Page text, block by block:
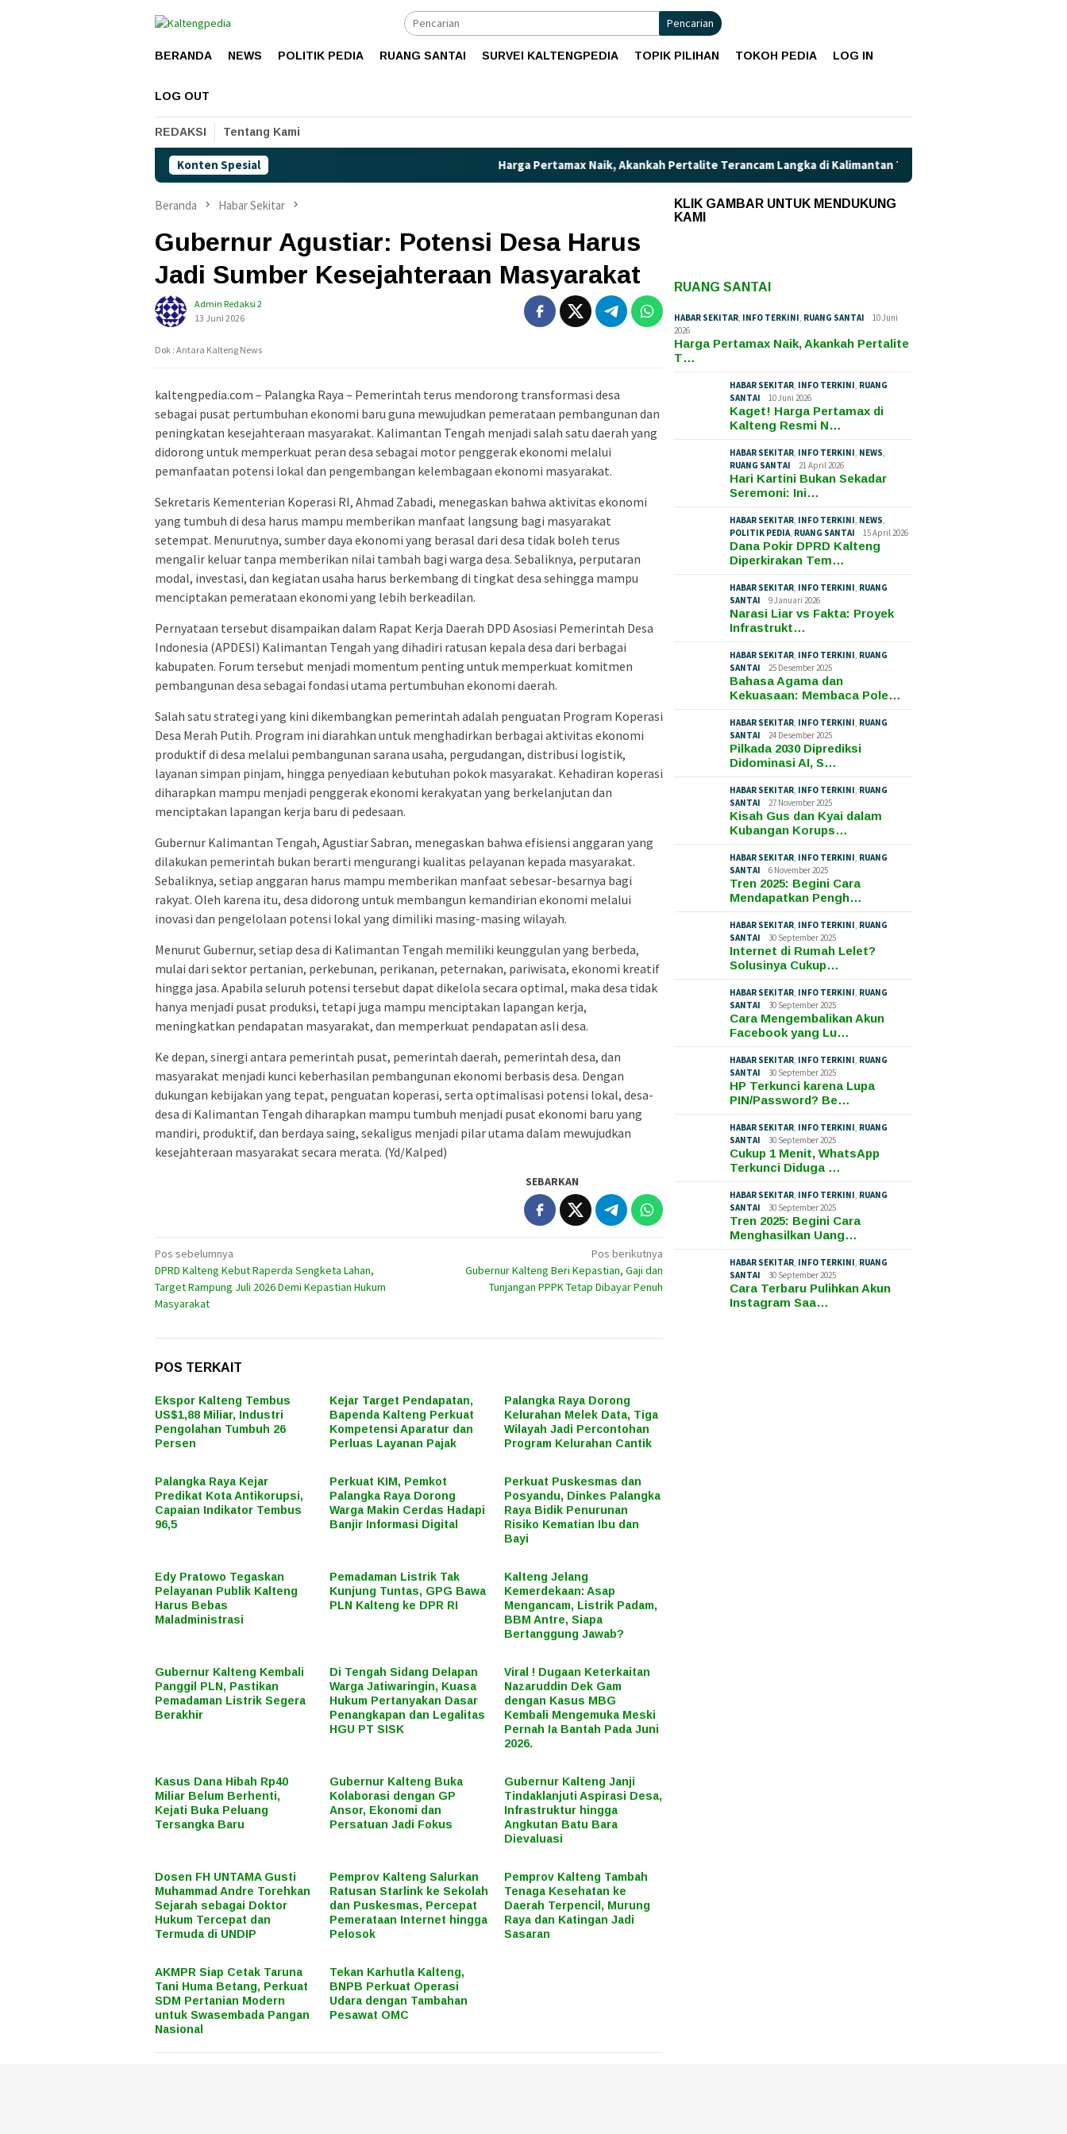
Pencarian
BERANDA NEWS POLITIK PEDIA RUANG SANTAI SURVEI KALTENGPEDIA TOPIK PILIHAN TOKOH PEDIA LOG IN
LOG OUT
REDAKSI Tentang Kami
Konten Spesial Harga Pertamax Naik, Akankah Pertalite Terancam Langka di Kalimantan Tengah?
Beranda Habar Sekitar
Gubernur Agustiar: Potensi Desa Harus
Jadi Sumber Kesejahteraan Masyarakat
Admin Redaksi 2
13 Juni 2026
Dok : Antara Kalteng News
kaltengpedia.com – Palangka Raya – Pemerintah terus mendorong transformasi desa
sebagai pusat pertumbuhan ekonomi baru guna mewujudkan pemerataan pembangunan dan
peningkatan kesejahteraan masyarakat. Kalimantan Tengah menjadi salah satu daerah yang
didorong untuk memperkuat peran desa sebagai motor penggerak ekonomi melalui
pemanfaatan potensi lokal dan pengembangan kelembagaan ekonomi masyarakat.
Sekretaris Kementerian Koperasi RI, Ahmad Zabadi, menegaskan bahwa aktivitas ekonomi
yang tumbuh di desa harus mampu memberikan manfaat langsung bagi masyarakat
setempat. Menurutnya, sumber daya ekonomi yang berasal dari desa tidak boleh terus
mengalir keluar tanpa memberikan nilai tambah bagi warga desa. Sebaliknya, perputaran
modal, investasi, dan kegiatan usaha harus berkembang di tingkat desa sehingga mampu
menciptakan pemerataan ekonomi yang lebih berkeadilan.
Pernyataan tersebut disampaikan dalam Rapat Kerja Daerah DPD Asosiasi Pemerintah Desa
Indonesia (APDESI) Kalimantan Tengah yang dihadiri ratusan kepala desa dari berbagai
kabupaten. Forum tersebut menjadi momentum penting untuk memperkuat komitmen
pembangunan desa sebagai fondasi utama pertumbuhan ekonomi daerah.
Salah satu strategi yang kini dikembangkan pemerintah adalah penguatan Program Koperasi
Desa Merah Putih. Program ini diarahkan untuk menghadirkan berbagai aktivitas ekonomi
produktif di desa melalui pembangunan sarana usaha, pergudangan, distribusi logistik,
layanan simpan pinjam, hingga penyediaan kebutuhan pokok masyarakat. Kehadiran koperasi
diharapkan mampu menjadi penggerak ekonomi kerakyatan yang berkelanjutan dan
menciptakan lapangan kerja baru di pedesaan.
Gubernur Kalimantan Tengah, Agustiar Sabran, menegaskan bahwa efisiensi anggaran yang
dilakukan pemerintah bukan berarti mengurangi kualitas pelayanan kepada masyarakat.
Sebaliknya, setiap anggaran harus mampu memberikan manfaat sebesar-besarnya bagi
rakyat. Oleh karena itu, desa didorong untuk membangun kemandirian ekonomi melalui
inovasi dan pengelolaan potensi lokal yang dimiliki masing-masing wilayah.
Menurut Gubernur, setiap desa di Kalimantan Tengah memiliki keunggulan yang berbeda,
mulai dari sektor pertanian, perkebunan, perikanan, peternakan, pariwisata, ekonomi kreatif
hingga jasa. Apabila seluruh potensi tersebut dapat dikelola secara optimal, maka desa tidak
hanya menjadi pusat produksi, tetapi juga mampu menciptakan lapangan kerja,
meningkatkan pendapatan masyarakat, dan memperkuat pendapatan asli desa.
Ke depan, sinergi antara pemerintah pusat, pemerintah daerah, pemerintah desa, dan
masyarakat menjadi kunci keberhasilan pembangunan ekonomi berbasis desa. Dengan
dukungan kebijakan yang tepat, penguatan koperasi, serta optimalisasi potensi lokal, desa-
desa di Kalimantan Tengah diharapkan mampu tumbuh menjadi pusat ekonomi baru yang
mandiri, produktif, dan berdaya saing, sekaligus menjadi pilar utama dalam mewujudkan
kesejahteraan masyarakat secara merata. (Yd/Kalped)
SEBARKAN
Navigasi
pos
Pos sebelumnya
DPRD Kalteng Kebut Raperda Sengketa Lahan,
Target Rampung Juli 2026 Demi Kepastian Hukum
Masyarakat
Pos berikutnya
Gubernur Kalteng Beri Kepastian, Gaji dan
Tunjangan PPPK Tetap Dibayar Penuh
POS TERKAIT
Ekspor Kalteng Tembus
US$1,88 Miliar, Industri
Pengolahan Tumbuh 26
Persen
Kejar Target Pendapatan,
Bapenda Kalteng Perkuat
Kompetensi Aparatur dan
Perluas Layanan Pajak
Palangka Raya Dorong
Kelurahan Melek Data, Tiga
Wilayah Jadi Percontohan
Program Kelurahan Cantik
Palangka Raya Kejar
Predikat Kota Antikorupsi,
Capaian Indikator Tembus
96,5
Perkuat KIM, Pemkot
Palangka Raya Dorong
Warga Makin Cerdas Hadapi
Banjir Informasi Digital
Perkuat Puskesmas dan
Posyandu, Dinkes Palangka
Raya Bidik Penurunan
Risiko Kematian Ibu dan
Bayi
Edy Pratowo Tegaskan
Pelayanan Publik Kalteng
Harus Bebas
Maladministrasi
Pemadaman Listrik Tak
Kunjung Tuntas, GPG Bawa
PLN Kalteng ke DPR RI
Kalteng Jelang
Kemerdekaan: Asap
Mengancam, Listrik Padam,
BBM Antre, Siapa
Bertanggung Jawab?
Gubernur Kalteng Kembali
Panggil PLN, Pastikan
Pemadaman Listrik Segera
Berakhir
Di Tengah Sidang Delapan
Warga Jatiwaringin, Kuasa
Hukum Pertanyakan Dasar
Penangkapan dan Legalitas
HGU PT SISK
Viral ! Dugaan Keterkaitan
Nazaruddin Dek Gam
dengan Kasus MBG
Kembali Mengemuka Meski
Pernah Ia Bantah Pada Juni
2026.
Kasus Dana Hibah Rp40
Miliar Belum Berhenti,
Kejati Buka Peluang
Tersangka Baru
Gubernur Kalteng Buka
Kolaborasi dengan GP
Ansor, Ekonomi dan
Persatuan Jadi Fokus
Gubernur Kalteng Janji
Tindaklanjuti Aspirasi Desa,
Infrastruktur hingga
Angkutan Batu Bara
Dievaluasi
Dosen FH UNTAMA Gusti
Muhammad Andre Torehkan
Sejarah sebagai Doktor
Hukum Tercepat dan
Termuda di UNDIP
Pemprov Kalteng Salurkan
Ratusan Starlink ke Sekolah
dan Puskesmas, Percepat
Pemerataan Internet hingga
Pelosok
Pemprov Kalteng Tambah
Tenaga Kesehatan ke
Daerah Terpencil, Murung
Raya dan Katingan Jadi
Sasaran
AKMPR Siap Cetak Taruna
Tani Huma Betang, Perkuat
SDM Pertanian Modern
untuk Swasembada Pangan
Nasional
Tekan Karhutla Kalteng,
BNPB Perkuat Operasi
Udara dengan Tambahan
Pesawat OMC
KLIK GAMBAR UNTUK MENDUKUNG
KAMI
RUANG SANTAI
HABAR SEKITAR, INFO TERKINI, RUANG SANTAI
10 Juni
2026
Harga Pertamax Naik, Akankah Pertalite
T…
HABAR SEKITAR, INFO TERKINI, RUANG
SANTAI
10 Juni 2026
Kaget! Harga Pertamax di
Kalteng Resmi N…
HABAR SEKITAR, INFO TERKINI, NEWS,
RUANG SANTAI
21 April 2026
Hari Kartini Bukan Sekadar
Seremoni: Ini…
HABAR SEKITAR, INFO TERKINI, NEWS,
POLITIK PEDIA, RUANG SANTAI 15 April 2026
Dana Pokir DPRD Kalteng
Diperkirakan Tem…
HABAR SEKITAR, INFO TERKINI, RUANG
SANTAI
9 Januari 2026
Narasi Liar vs Fakta: Proyek
Infrastrukt…
HABAR SEKITAR, INFO TERKINI, RUANG
SANTAI
25 Desember 2025
Bahasa Agama dan
Kekuasaan: Membaca Pole…
HABAR SEKITAR, INFO TERKINI, RUANG
SANTAI
24 Desember 2025
Pilkada 2030 Diprediksi
Didominasi AI, S…
HABAR SEKITAR, INFO TERKINI, RUANG
SANTAI
27 November 2025
Kisah Gus dan Kyai dalam
Kubangan Korups…
HABAR SEKITAR, INFO TERKINI, RUANG
SANTAI
6 November 2025
Tren 2025: Begini Cara
Mendapatkan Pengh…
HABAR SEKITAR, INFO TERKINI, RUANG
SANTAI
30 September 2025
Internet di Rumah Lelet?
Solusinya Cukup…
HABAR SEKITAR, INFO TERKINI, RUANG
SANTAI
30 September 2025
Cara Mengembalikan Akun
Facebook yang Lu…
HABAR SEKITAR, INFO TERKINI, RUANG
SANTAI
30 September 2025
HP Terkunci karena Lupa
PIN/Password? Be…
HABAR SEKITAR, INFO TERKINI, RUANG
SANTAI
30 September 2025
Cukup 1 Menit, WhatsApp
Terkunci Diduga …
HABAR SEKITAR, INFO TERKINI, RUANG
SANTAI
30 September 2025
Tren 2025: Begini Cara
Menghasilkan Uang…
HABAR SEKITAR, INFO TERKINI, RUANG
SANTAI
30 September 2025
Cara Terbaru Pulihkan Akun
Instagram Saa…